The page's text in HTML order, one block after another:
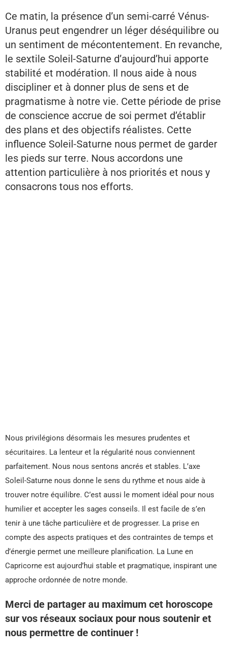
Ce matin, la présence d’un semi-carré Vénus-
Uranus peut engendrer un léger déséquilibre ou
un sentiment de mécontentement. En revanche,
le sextile Soleil-Saturne d’aujourd’hui apporte
stabilité et modération. Il nous aide à nous
discipliner et à donner plus de sens et de
pragmatisme à notre vie. Cette période de prise
de conscience accrue de soi permet d’établir
des plans et des objectifs réalistes. Cette
influence Soleil-Saturne nous permet de garder
les pieds sur terre. Nous accordons une
attention particulière à nos priorités et nous y
consacrons tous nos efforts.
Nous privilégions désormais les mesures prudentes et
sécuritaires. La lenteur et la régularité nous conviennent
parfaitement. Nous nous sentons ancrés et stables. L’axe
Soleil-Saturne nous donne le sens du rythme et nous aide à
trouver notre équilibre. C’est aussi le moment idéal pour nous
humilier et accepter les sages conseils. Il est facile de s’en
tenir à une tâche particulière et de progresser. La prise en
compte des aspects pratiques et des contraintes de temps et
d’énergie permet une meilleure planification. La Lune en
Capricorne est aujourd’hui stable et pragmatique, inspirant une
approche ordonnée de notre monde.
Merci de partager au maximum cet horoscope
sur vos réseaux sociaux pour nous soutenir et
nous permettre de continuer !